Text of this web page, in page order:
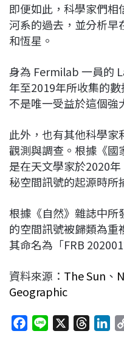
即便如此，科學家們相
河系的過去，並分析早
和恆星。
身為 Fermilab 一員的
年至2019年所收集的
不是唯一受益於這個強
此外，也有其他科學家
觀測與調查。根據《國
是在天文學家於2020
秘空間訊號的起源時所
根據《自然》雜誌中
的空間訊號被歸類為重
其命名為「FRB
資料來源： The Sun 、
Geographic